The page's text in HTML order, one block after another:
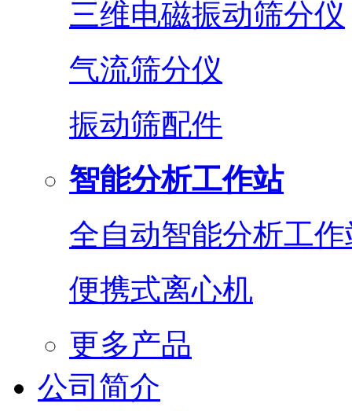
三维电磁振动筛分仪
气流筛分仪
振动筛配件
智能分析工作站
全自动智能分析工作
便携式离心机
更多产品
公司简介